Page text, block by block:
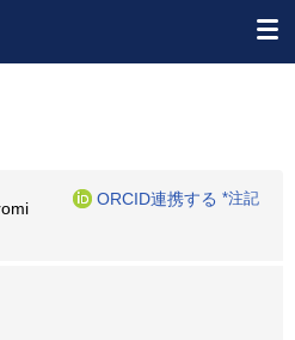
ORCID連携する *注記